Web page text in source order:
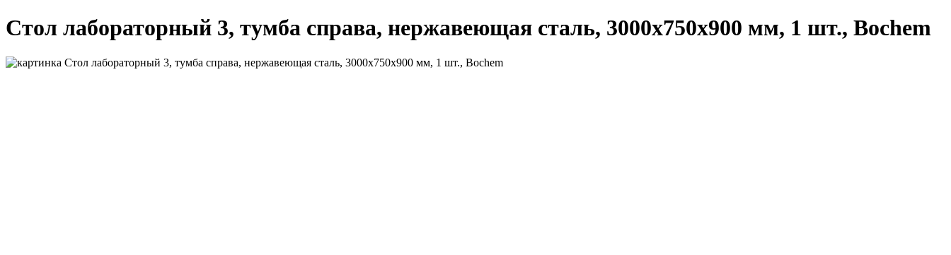
Стол лабораторный 3, тумба справа, нержавеющая сталь, 3000х750х900 мм, 1 шт., Bochem